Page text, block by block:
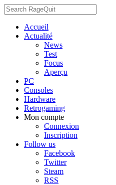
Accueil
Actualité
News
Test
Focus
Aperçu
PC
Consoles
Hardware
Retrogaming
Mon compte
Connexion
Inscription
Follow us
Facebook
Twitter
Steam
RSS